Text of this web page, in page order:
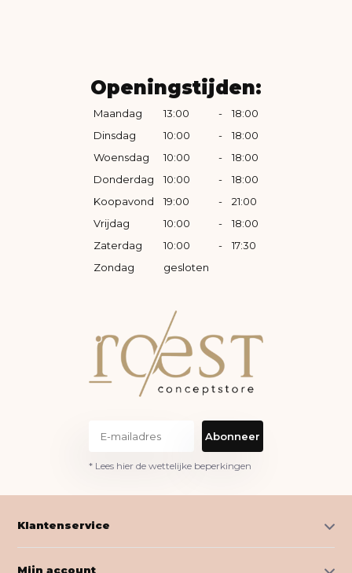
Openingstijden:
Maandag 13:00 -
18:00
Dinsdag
10:00 -
18:00
Woensdag
10:00 -
18:00
Donderdag
10:00 -
18:00
Koopavond
19:00 -
21:00
Vrijdag
10:00 -
18:00
Zaterdag
10:00 -
17:30
Zondag
gesloten
Abonneer
* Lees hier de wettelijke beperkingen
Klantenservice
Mijn account